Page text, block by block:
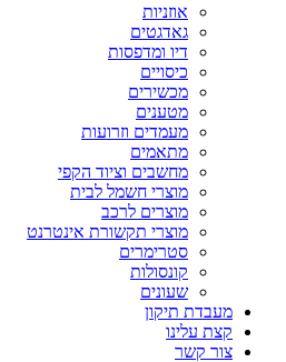
אוזניות
גאדגטים
דיו ומדפסות
כיסויים
מכשירים
מטענים
מעמדים וזרועות
מתאמים
מחשבים וציוד הקפי
מוצרי חשמל לבית
מוצרים לרכב
מוצרי תקשורת אינטרנט
סטרימרים
קונסולות
שעונים
מעבדת תיקון
קצת עלינו
צור קשר